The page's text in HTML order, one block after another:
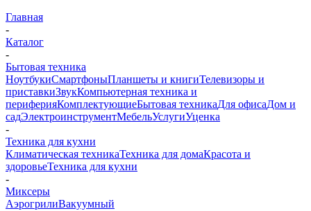
Главная
-
Каталог
-
Бытовая техника
НоутбукиСмартфоныПланшеты и книгиТелевизоры и
приставкиЗвукКомпьютерная техника и
периферияКомплектующиеБытовая техникаДля офисаДом и
садЭлектроинструментМебельУслугиУценка
-
Техника для кухни
Климатическая техникаТехника для домаКрасота и
здоровьеТехника для кухни
-
Миксеры
АэрогрилиВакуумный